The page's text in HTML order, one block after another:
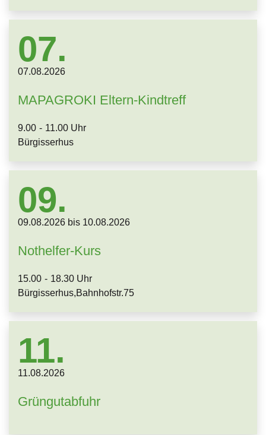
07.
07.08.2026
MAPAGROKI Eltern-Kindtreff
9.00 - 11.00 Uhr
Bürgisserhus
09.
09.08.2026 bis 10.08.2026
Nothelfer-Kurs
15.00 - 18.30 Uhr
Bürgisserhus,Bahnhofstr.75
11.
11.08.2026
Grüngutabfuhr